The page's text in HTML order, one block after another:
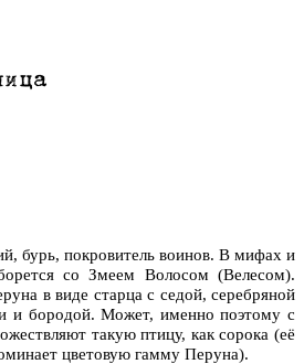
бурь, покровитель воинов. В мифах и
со Змеем Волосом (Велесом).
в виде старца с седой, серебряной
и бородой. Может, именно поэтому с
такую птицу, как сорока (её
цветовую гамму Перуна).